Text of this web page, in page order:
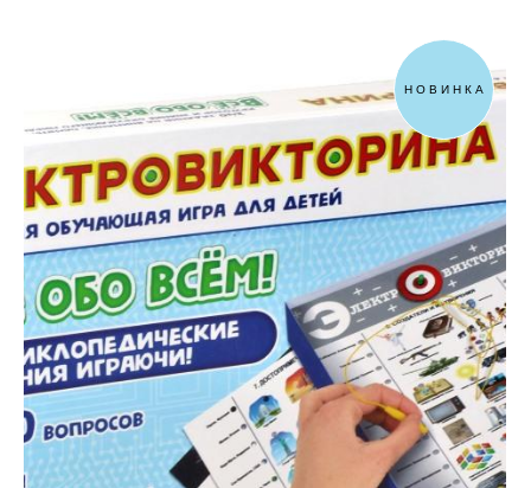
НОВИНКА